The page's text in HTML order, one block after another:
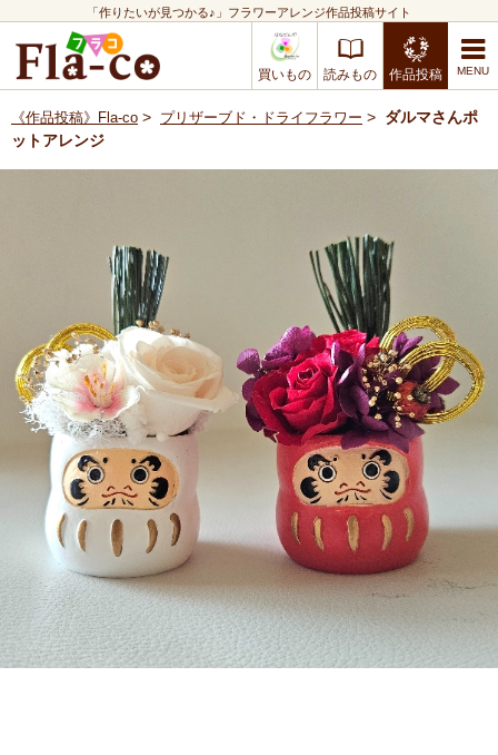
「作りたいが見つかる♪」フラワーアレンジ作品投稿サイト
買いもの 読みもの 作品投稿
《作品投稿》Fla-co > プリザーブド・ドライフラワー > ダルマさんポ
ットアレンジ